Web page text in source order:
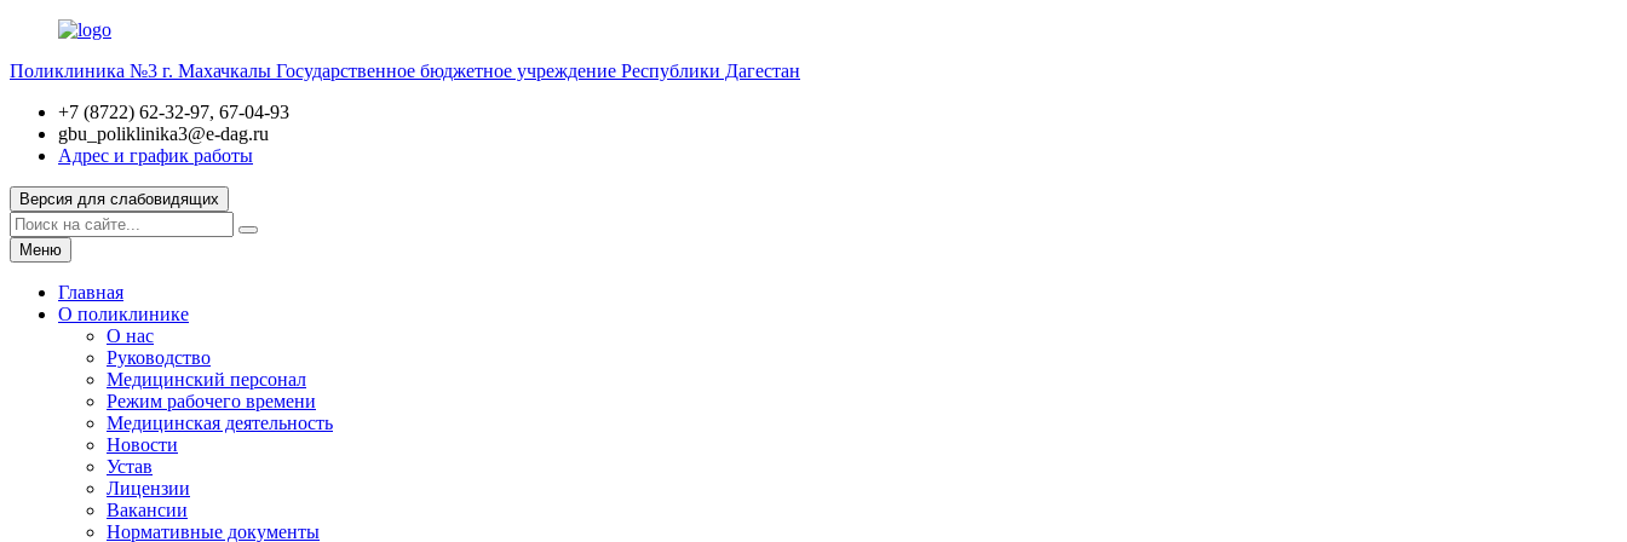
Поликлиника №3 г. Махачкалы Государственное бюджетное учреждение Республики Дагестан
+7 (8722) 62-32-97, 67-04-93
gbu_poliklinika3@e-dag.ru
Адрес и график работы
Версия для слабовидящих
Меню
Главная
О поликлинике
О нас
Руководство
Медицинский персонал
Режим рабочего времени
Медицинская деятельность
Новости
Устав
Лицензии
Вакансии
Нормативные документы